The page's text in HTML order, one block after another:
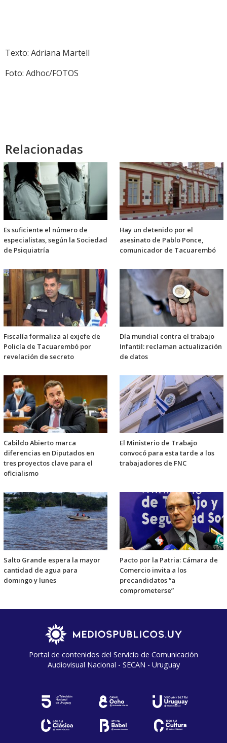
Texto: Adriana Martell
Foto: Adhoc/FOTOS
Relacionadas
Es suficiente el número de
especialistas, según la Sociedad
de Psiquiatría
Hay un detenido por el
asesinato de Pablo Ponce,
comunicador de Tacuarembó
Fiscalía formaliza al exjefe de
Policía de Tacuarembó por
revelación de secreto
Día mundial contra el trabajo
Infantil: reclaman actualización
de datos
Cabildo Abierto marca
diferencias en Diputados en
tres proyectos clave para el
oficialismo
El Ministerio de Trabajo
convocó para esta tarde a los
trabajadores de FNC
Salto Grande espera la mayor
cantidad de agua para
domingo y lunes
Pacto por la Patria: Cámara de
Comercio invita a los
precandidatos “a
comprometerse”
Portal de contenidos del Servicio de Comunicación
Audiovisual Nacional - SECAN - Uruguay